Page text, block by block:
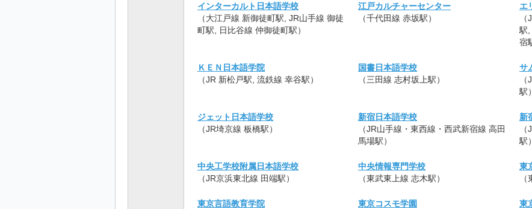
インターカルト日本語学校
（大江戸線 新御徒町駅, JR山手線 御徒
町駅, 日比谷線 仲御徒町駅）
江戸カルチャーセンター
（千代田線 赤坂駅）
エ
駅,
宿
ＫＥＮ日本語学院
（JR 新松戸駅, 流鉄線 幸谷駅）
国書日本語学校
（三田線 志村坂上駅）
サ
駅）
ジェット日本語学校
（JR埼京線 板橋駅）
新宿日本語学校
（JR山手線・東西線・西武新宿線 高田
馬場駅）
新
駅）
中央工学校附属日本語学校
（JR京浜東北線 田端駅）
中央情報専門学校
（東武東上線 志木駅）
東
東京言語教育学院
東京コスモ学園
東